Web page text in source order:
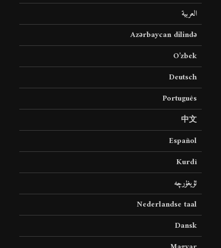
العربية
Azərbaycan dilində
O’zbek
Deutsch
Português
中文
Español
Kurdî
ئۇيغۇرچە
Nederlandse taal
Dansk